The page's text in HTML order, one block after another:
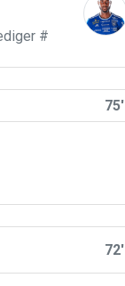
#
75'
72'